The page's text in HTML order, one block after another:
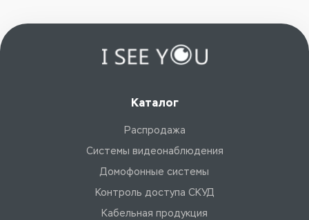
Каталог
Распродажа
Системы видеонаблюдения
Домофонные системы
Контроль доступа СКУД
Кабельная продукция